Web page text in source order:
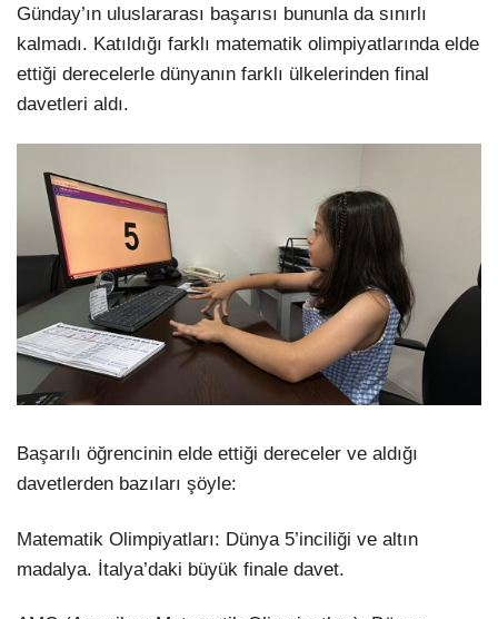
Günday’ın uluslararası başarısı bununla da sınırlı
kalmadı. Katıldığı farklı matematik olimpiyatlarında elde
ettiği derecelerle dünyanın farklı ülkelerinden final
davetleri aldı.
Başarılı öğrencinin elde ettiği dereceler ve aldığı
davetlerden bazıları şöyle:
Matematik Olimpiyatları: Dünya 5’inciliği ve altın
madalya. İtalya’daki büyük finale davet.